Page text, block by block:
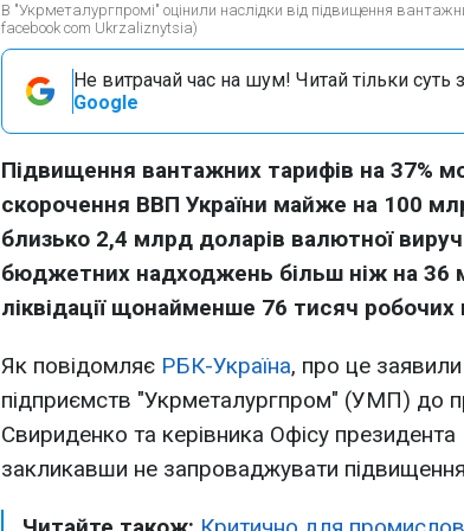
В "Укрметалургпромі" оцінили наслідки від підвищення
facebook com Ukrzaliznytsia)
Не витрачай час на шум! Читай тільки суть з
Google
Підвищення вантажних тарифів на 37%
скорочення ВВП України майже на 100
близько 2,4 млрд доларів валютної
бюджетних надходжень більш ніж на 36
ліквідації щонайменше 76 тисяч робочих
Як повідомляє РБК-Україна, про це
підприємств "Укрметалургпром" (УМП) до
Свириденко та керівника Офісу
закликавши не запроваджувати